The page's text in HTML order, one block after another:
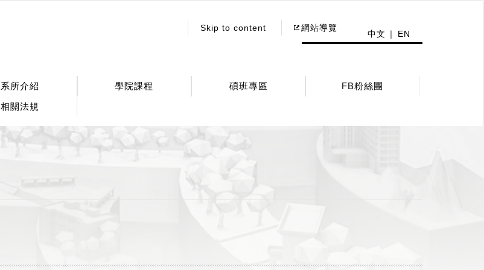
Skip to content 網站導覽
中文 EN
系所介紹 學院課程 碩班專區
FB粉絲團
相關法規